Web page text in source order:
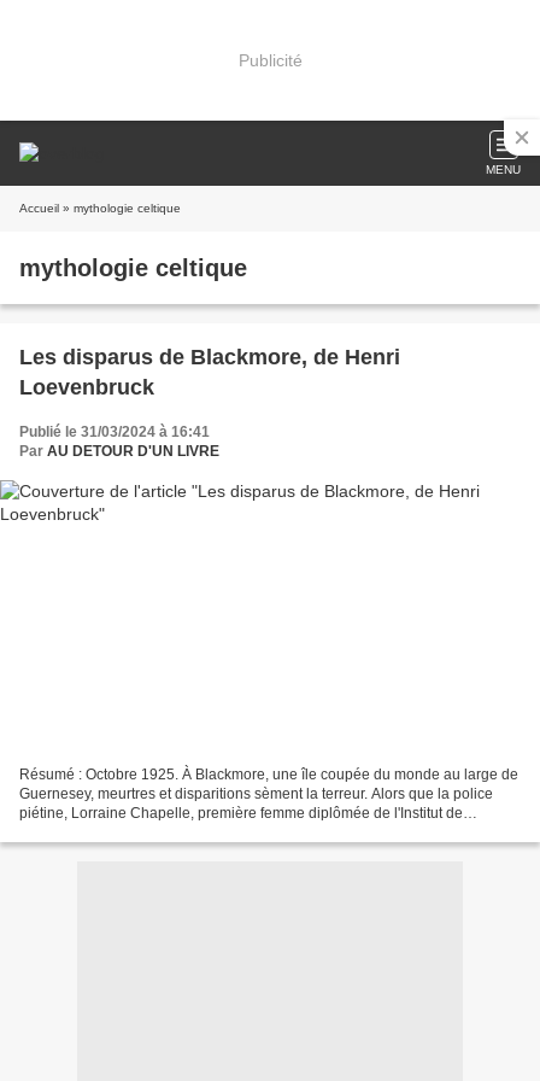
Publicité
MENU
Accueil » mythologie celtique
mythologie celtique
Les disparus de Blackmore, de Henri
Loevenbruck
Publié le 31/03/2024 à 16:41
Par AU DETOUR D'UN LIVRE
Résumé : Octobre 1925. À Blackmore, une île coupée du monde au large de
Guernesey, meurtres et disparitions sèment la terreur. Alors que la police
piétine, Lorraine Chapelle, première femme diplômée de l'Institut de